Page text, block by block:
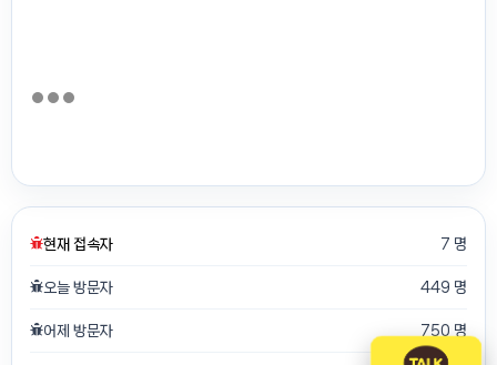
현재 접속자 7 명
오늘 방문자 449 명
어제 방문자 750 명